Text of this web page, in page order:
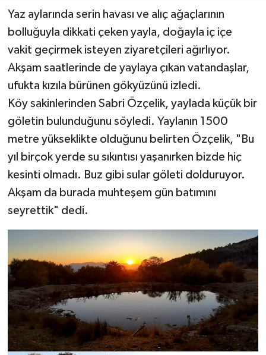
Yaz aylarında serin havası ve alıç ağaçlarının
bolluğuyla dikkati çeken yayla, doğayla iç içe
vakit geçirmek isteyen ziyaretçileri ağırlıyor.
Akşam saatlerinde de yaylaya çıkan vatandaşlar,
ufukta kızıla bürünen gökyüzünü izledi.
Köy sakinlerinden Sabri Özçelik, yaylada küçük bir
göletin bulunduğunu söyledi. Yaylanın 1500
metre yükseklikte olduğunu belirten Özçelik, "Bu
yıl birçok yerde su sıkıntısı yaşanırken bizde hiç
kesinti olmadı. Buz gibi sular göleti dolduruyor.
Akşam da burada muhteşem gün batımını
seyrettik" dedi.